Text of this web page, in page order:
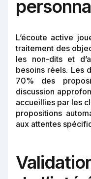
L’écoute active
traitement des
les non-dits et
besoins réels. Les
70% des
discussion
accueillies par les
propositions
aux attentes